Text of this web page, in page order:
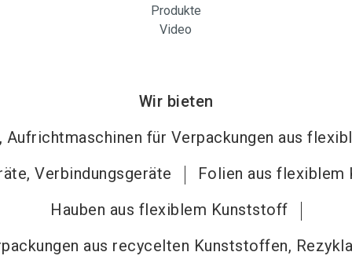
Produkte
Video
Wir bieten
Aufrichtmaschinen für Verpackungen aus
Verbindungsgeräte
Folien aus flexiblem
Hauben aus flexiblem Kunststoff
aus recycelten Kunststoffen,